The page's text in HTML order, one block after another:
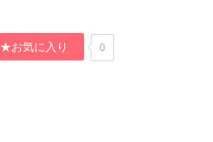
★お気に入り 0